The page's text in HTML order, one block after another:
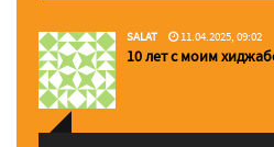
SALAT 11.04.2025, 09:02
10 лет с моим